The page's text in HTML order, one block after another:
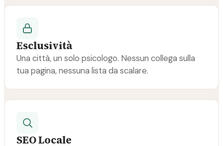
Esclusività
Una città, un solo psicologo. Nessun collega sulla
tua pagina, nessuna lista da scalare.
SEO Locale